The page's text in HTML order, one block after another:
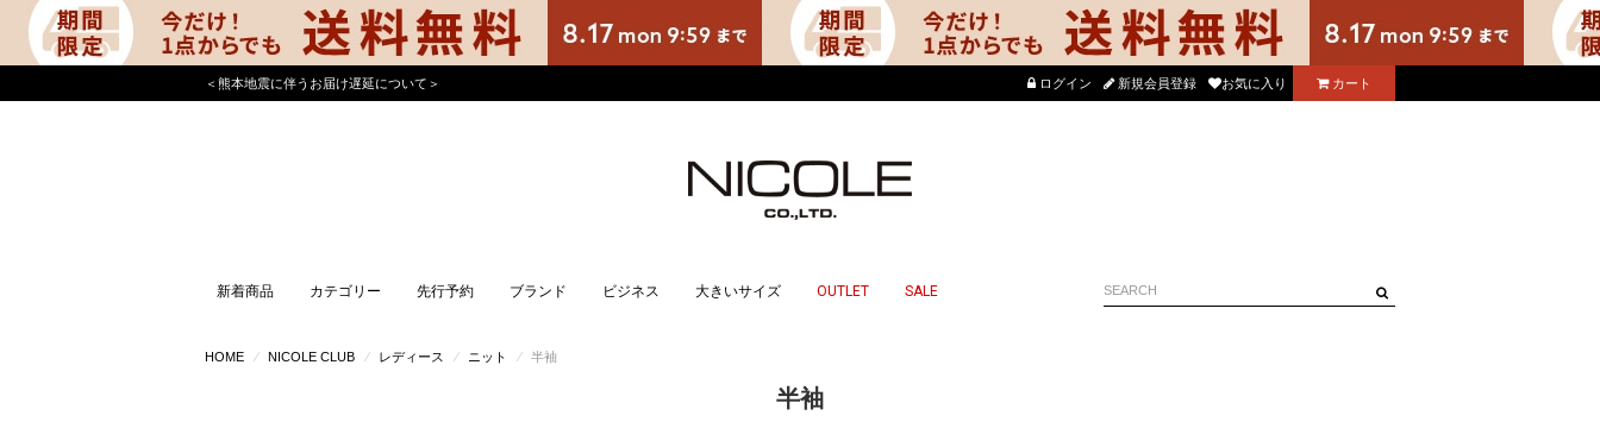
＜熊本地震に伴うお届け遅延について＞ 店舗でもポイントが貯まる使えるニコル公式アプリをダウンロード！
ログイン 新規会員登録 お気に入り カート
新着商品 カテゴリー 先行予約 ブランド ビジネス 大きいサイズ OUTLET SALE
HOME ⁄ NICOLE CLUB ⁄ レディース ⁄ ニット ⁄ 半袖
半袖